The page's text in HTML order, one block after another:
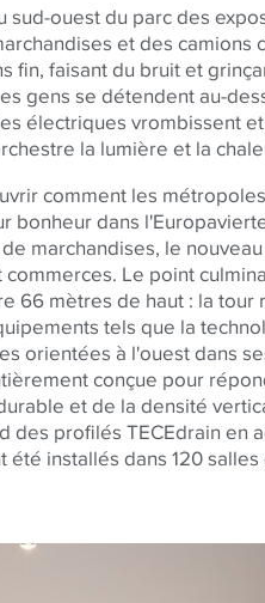
sud-ouest du parc des
et des camions
fin, faisant du bruit et
gens se détendent au-
électriques vrombissent
la lumière et la
comment les
bonheur dans
marchandises, le
Le point
66 mètres de haut : la tour
tels que la
orientées à l'ouest dans
conçue pour
et de la densité
des profilés TECEdrain en
installés dans 120 salles